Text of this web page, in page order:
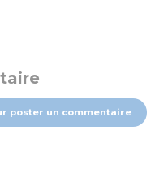
poster un commentaire